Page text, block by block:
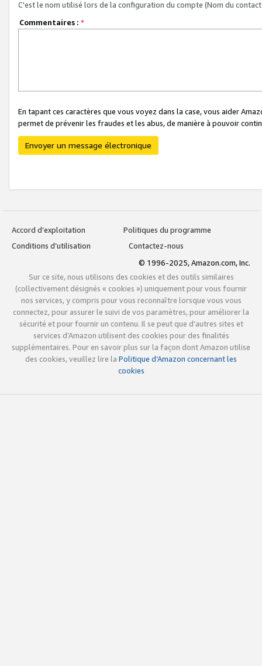
C'est le nom utilisé lors de la configuration du compte (Nom du
Commentaires : *
En tapant ces caractères que vous voyez dans la case, vous aider
permet de prévenir les fraudes et les abus, de manière à pouvoir
Envoyer un message électronique
Accord d’exploitation
Politiques du programme
Conditions d’utilisation
Contactez-nous
© 1996-2025, Amazon.com, Inc.
Sur ce site, nous utilisons des cookies et des outils similaires
(collectivement désignés « cookies ») uniquement pour vous fournir
nos services, y compris pour vous reconnaître lorsque vous vous
connectez, pour assurer le suivi de vos paramètres, pour améliorer la
sécurité et pour fournir un contenu. Il se peut que d’autres sites et
services d’Amazon utilisent des cookies pour des finalités
supplémentaires. Pour en savoir plus sur la façon dont Amazon utilise
des cookies, veuillez lire la Politique d’Amazon concernant les
cookies